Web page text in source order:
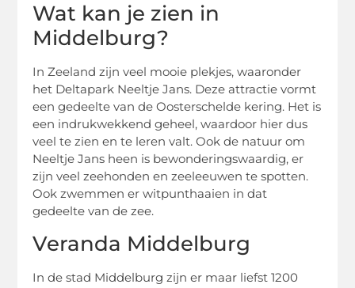
Wat kan je zien in
Middelburg?
In Zeeland zijn veel mooie plekjes, waaronder
het Deltapark Neeltje Jans. Deze attractie vormt
een gedeelte van de Oosterschelde kering. Het is
een indrukwekkend geheel, waardoor hier dus
veel te zien en te leren valt. Ook de natuur om
Neeltje Jans heen is bewonderingswaardig, er
zijn veel zeehonden en zeeleeuwen te spotten.
Ook zwemmen er witpunthaaien in dat
gedeelte van de zee.
Veranda Middelburg
In de stad Middelburg zijn er maar liefst 1200